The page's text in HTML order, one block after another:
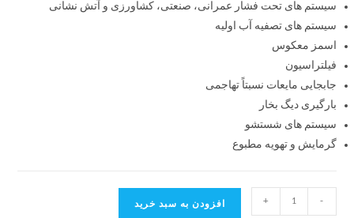
سیستم های تحت فشار عمرانی، صنعتی، کشاورزی و آتش نشانی
سیستم های تصفیه آب اولیه
اسمز معکوس
فیلتراسیون
جابجایی مایعات نسبتاً تهاجمی
بارگیری دیگ بخار
سیستم های شستشو
گرمایش و تهویه مطبوع
-
+ افزودن به سبد خرید